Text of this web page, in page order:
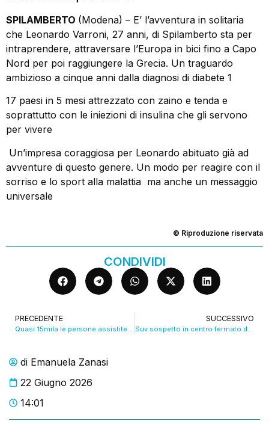
di Emanuela Zanasi
22 Giugno 2026
14:01
SPILAMBERTO (Modena) – E’ l’avventura in solitaria
che Leonardo Varroni, 27 anni, di Spilamberto sta per
intraprendere, attraversare l’Europa in bici fino a Capo
Nord per poi raggiungere la Grecia. Un traguardo
ambizioso a cinque anni dalla diagnosi di diabete 1
17 paesi in 5 mesi attrezzato con zaino e tenda e
soprattutto con le iniezioni di insulina che gli servono
per vivere
Un’impresa coraggiosa per Leonardo abituato già ad
avventure di questo genere. Un modo per reagire con il
sorriso e lo sport alla malattia ma anche un messaggio
universale
© Riproduzione riservata
CONDIVIDI
PRECEDENTE
Quasi 15mila le persone assistite dalla Caritas Diocesana. VIDEO
SUCCESSIVO
Suv sospetto in centro fermato dalla Polizia armi in pugno, ma erano solo turisti. VIDEO